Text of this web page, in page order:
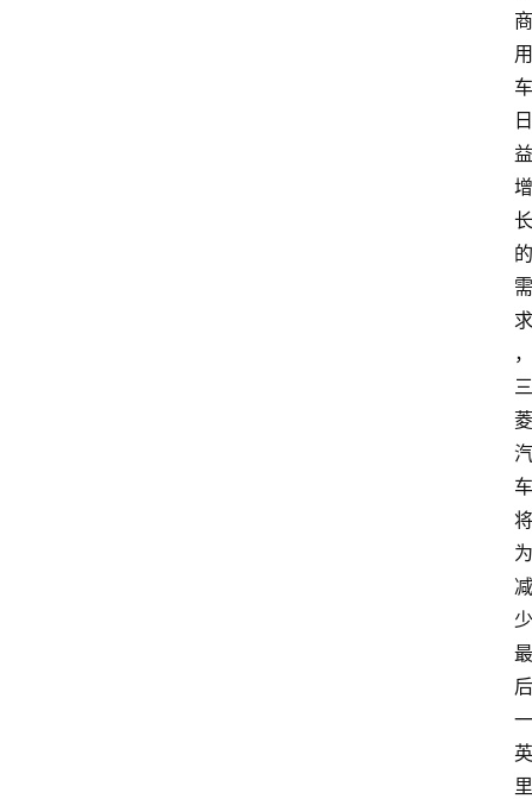
商
用
车
日
益
增
长
的
需
求
，
三
菱
汽
车
将
为
减
少
最
后
一
英
里